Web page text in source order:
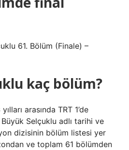
61. Bölüm (Finale) –
kaç bölüm?
arasında TRT 1’de
Selçuklu adlı tarihi ve
dizisinin bölüm listesi yer
ve toplam 61 bölümden